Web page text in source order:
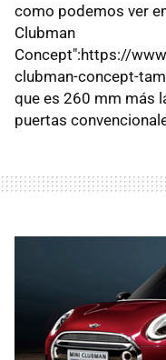
como podemos ver
Clubman
Concept":https://
clubman-concept-
que es 260 mm más
puertas